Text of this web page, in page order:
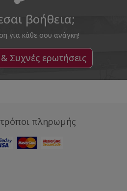
βοήθεια;
για κάθε σου ανάγκη!
Συχνές ερωτήσεις
πληρωμής